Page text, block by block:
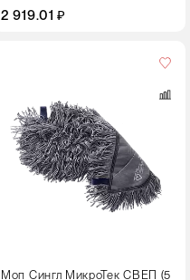
2 919.01 ₽
Моп Сингл МикроТек СВЕП (5